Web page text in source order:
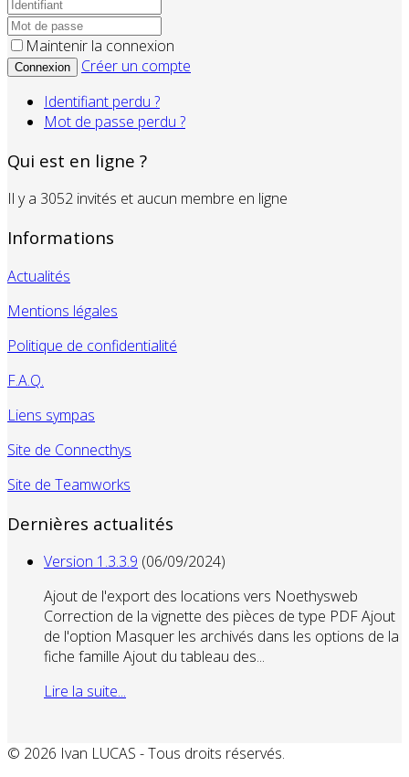
Maintenir la connexion
Connexion
Créer un compte
Identifiant perdu ?
Mot de passe perdu ?
Qui est en ligne ?
Il y a 3052 invités et aucun membre en ligne
Informations
Actualités
Mentions légales
Politique de confidentialité
F.A.Q.
Liens sympas
Site de Connecthys
Site de Teamworks
Dernières actualités
Version 1.3.3.9 (06/09/2024)
Ajout de l'export des locations vers Noethysweb
Correction de la vignette des pièces de type PDF Ajout
de l'option Masquer les archivés dans les options de la
fiche famille Ajout du tableau des...
Lire la suite...
© 2026 Ivan LUCAS - Tous droits réservés.